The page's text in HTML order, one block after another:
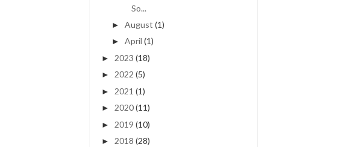
So...
► August (1)
► April (1)
► 2023 (18)
► 2022 (5)
► 2021 (1)
► 2020(11)
► 2019 (10)
► 2018 (28)